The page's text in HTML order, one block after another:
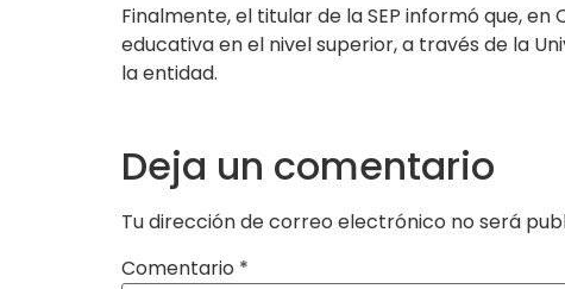
Finalmente, el titular de la SEP informó que,
educativa en el nivel superior, a través de la
la entidad.
Deja un comentario
Tu dirección de correo electrónico no será
Comentario *